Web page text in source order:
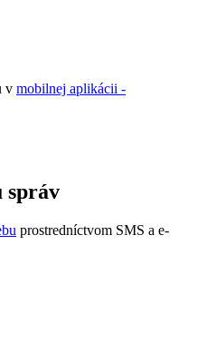
v mobilnej aplikácii -
správ
prostredníctvom SMS a e-